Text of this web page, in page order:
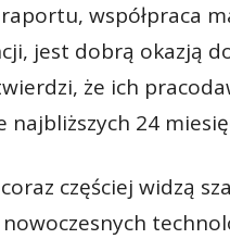
współpraca
jest dobrą okazją
że ich
najbliższych 24
częściej widzą